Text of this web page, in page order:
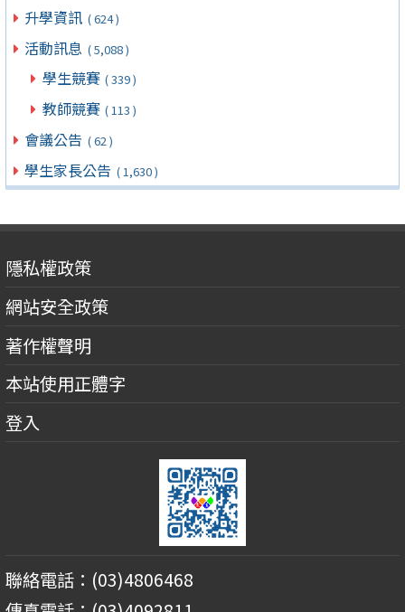
升學資訊 ( 624 )
活動訊息 ( 5,088 )
學生競賽 ( 339 )
教師競賽 ( 113 )
會議公告 ( 62 )
學生家長公告 ( 1,630 )
隱私權政策
網站安全政策
著作權聲明
本站使用正體字
登入
聯絡電話：(03)4806468